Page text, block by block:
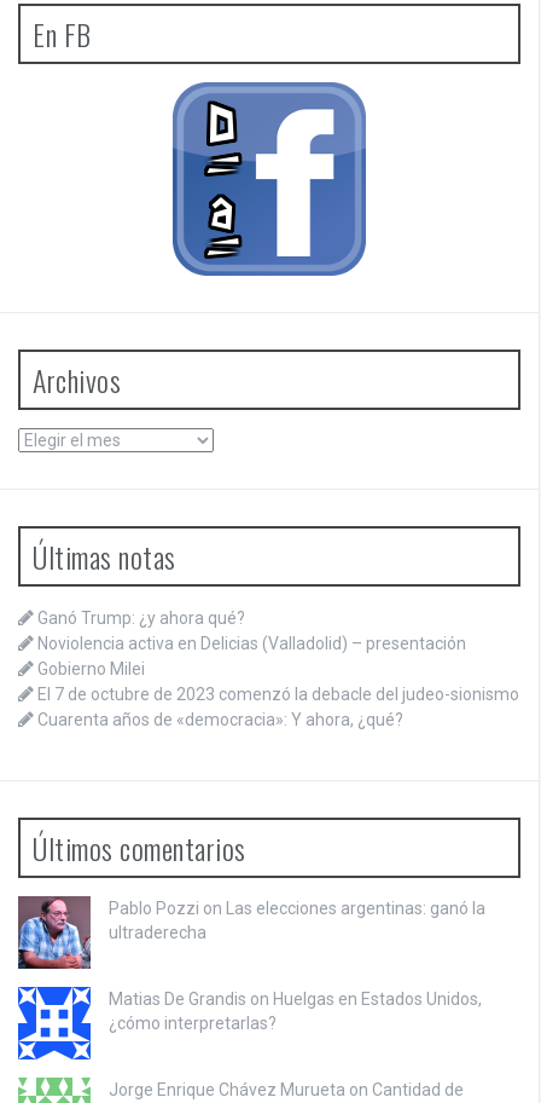
En FB
Archivos
Archivos
Últimas notas
Ganó Trump: ¿y ahora qué?
Noviolencia activa en Delicias (Valladolid) – presentación
Gobierno Milei
El 7 de octubre de 2023 comenzó la debacle del judeo-sionismo
Cuarenta años de «democracia»: Y ahora, ¿qué?
Últimos comentarios
Pablo Pozzi on Las elecciones argentinas: ganó la
ultraderecha
Matias De Grandis on Huelgas en Estados Unidos,
¿cómo interpretarlas?
Jorge Enrique Chávez Murueta on Cantidad de